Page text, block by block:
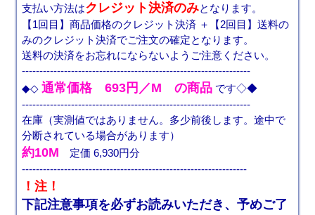
支払い方法はクレジット決済のみとなります。
【1回目】商品価格のクレジット決済 ＋【2回目】送料の
みのクレジット決済でご注文の確定となります。
送料の決済をお忘れにならないようご注意ください。
-----------------------------------------------------------------
◆◇ 通常価格 693円／M の商品です◇◆
-----------------------------------------------------------------
在庫（実測値ではありません。多少前後します。途中で
分断されている場合があります）
約10M 定価 6,930円分
----------------------------------------------------------------
！注！
下記注意事項を必ずお読みいただき、予めご了